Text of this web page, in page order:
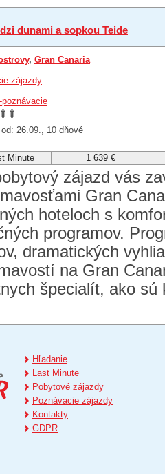
dunami a sopkou Teide
, Gran Canaria
zájazdy
poznávacie
26.09., 10 dňové
Minute 1 639 €
zájazd vás
Gran
hoteloch s
programov.
dramatických
na Gran
špecialít, ako sú
Hľadanie
Last Minute
Pobytové zájazdy
Poznávacie zájazdy
Kontakty
GDPR